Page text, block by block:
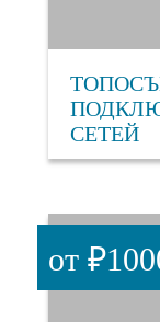
СЕТЕЙ
от